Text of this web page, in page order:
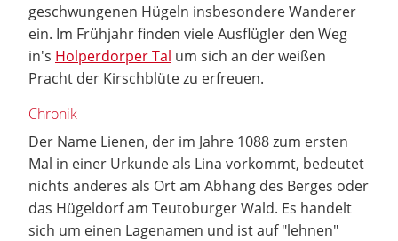
geschwungenen Hügeln insbesondere Wanderer
ein. Im Frühjahr finden viele Ausflügler den Weg
in's Holperdorper Tal um sich an der weißen
Pracht der Kirschblüte zu erfreuen.
Chronik
Der Name Lienen, der im Jahre 1088 zum ersten
Mal in einer Urkunde als Lina vorkommt, bedeutet
nichts anderes als Ort am Abhang des Berges oder
das Hügeldorf am Teutoburger Wald. Es handelt
sich um einen Lagenamen und ist auf "lehnen"